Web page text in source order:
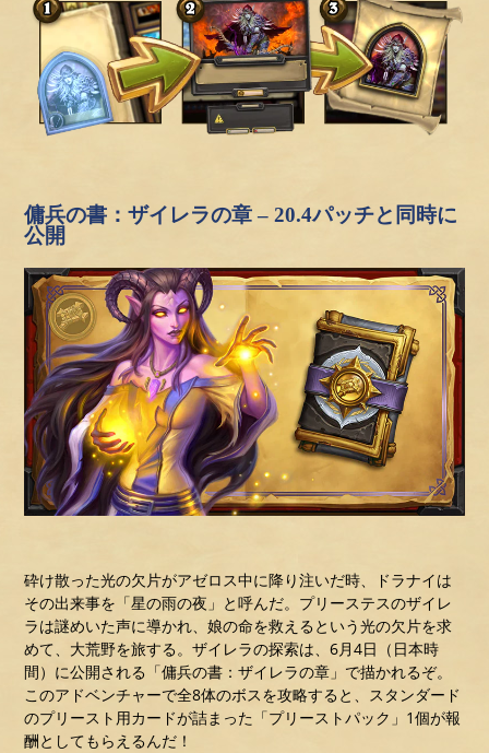
傭兵の書：ザイレラの章 – 20.4パッチと同時に
公開
砕け散った光の欠片がアゼロス中に降り注いだ時、ドラナイは
その出来事を「星の雨の夜」と呼んだ。プリーステスのザイレ
ラは謎めいた声に導かれ、娘の命を救えるという光の欠片を求
めて、大荒野を旅する。ザイレラの探索は、6月4日（日本時
間）に公開される「傭兵の書：ザイレラの章」で描かれるぞ。
このアドベンチャーで全8体のボスを攻略すると、スタンダード
のプリースト用カードが詰まった「プリーストパック」1個が報
酬としてもらえるんだ！